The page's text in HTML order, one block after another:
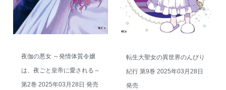
夜伽の悪女 ～発情体質令嬢
は、夜ごと皇帝に愛される～
第2巻 2025年03月28日 発売
転生大聖女の異世界のんびり
紀行 第9巻 2025年03月28日
発売